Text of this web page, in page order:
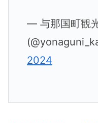
— 与那国町観
2024